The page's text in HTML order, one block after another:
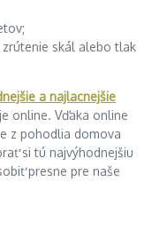
zrútenie skál alebo tlak
a najlacnejšie
online. Vďaka online
z pohodlia domova
si tú najvýhodnejšiu
presne pre naše